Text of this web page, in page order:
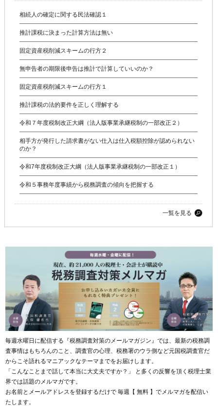
相続人の確定に関する民法確認１
推計課税に決まった計算方法は無い
固定資産税削減スキームの行方２
無申告者の期限後申告は推計で計算していいのか？
固定資産税削減スキームの行方１
推計課税の法的要件を正しく理解する
令和７年度税制改正大綱（法人版事業承継税制の一部改正２）
相手方が発行した請求書がない仕入は仕入税額控除が認められない
のか？
令和7年度税制改正大綱（法人版事業承継税制の一部改正１）
令和５事務年度事績から税務調査の傾向を把握する
一覧を見る
毎週水曜日に配信する『税務調査対策のメールマガジン』では、最新の税務調
査事情はもちろんのこと、調査官の心理、税務署のウラ側など元国税調査官だ
からこそ語れるマニアックなテーマまでをお届けします。
「こんなことまで話して本当に大丈夫ですか？」 と多くの反響を頂く税理士業
界では話題のメルマガです。
お名前とメールアドレスを登録するだけで 毎週【 無料 】でメルマガを配信い
たします。